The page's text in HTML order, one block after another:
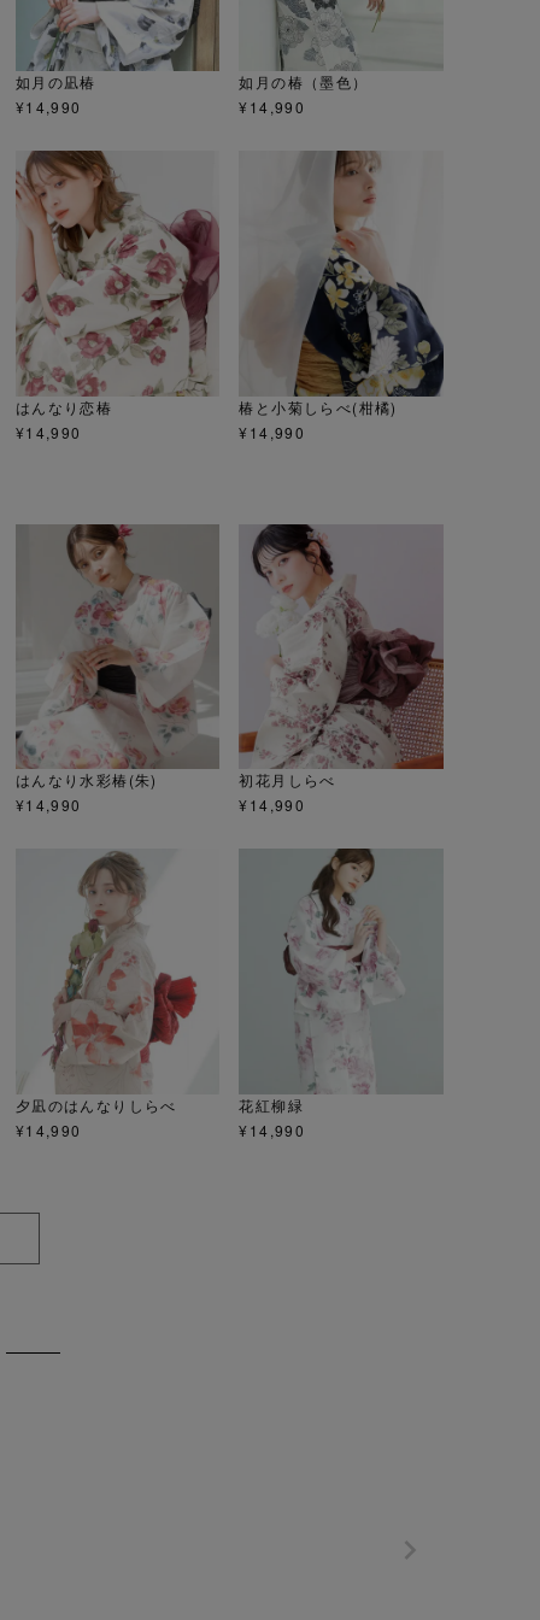
如月の凪椿
¥14,990
如月の椿（墨色）
¥14,990
はんなり恋椿
¥14,990
椿と小菊しらべ(柑橘)
¥14,990
はんなり水彩椿(朱)
¥14,990
初花月しらべ
¥14,990
夕凪のはんなりしらべ
¥14,990
花紅柳緑
¥14,990